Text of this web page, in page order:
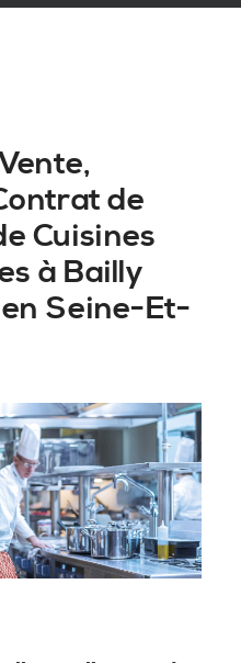
de
Cuisines
à Bailly
Seine-Et-